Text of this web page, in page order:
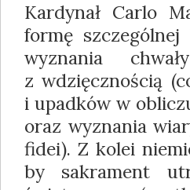
Kardynał Carlo
formę
wyznania
z wdzięcznością
i upadków w
oraz wyznania
fidei). Z kolei
by sakrament